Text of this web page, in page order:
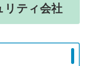
リティ会社